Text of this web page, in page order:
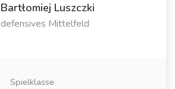
Bartłomiej Luszczki
defensives Mittelfeld
Spielklasse